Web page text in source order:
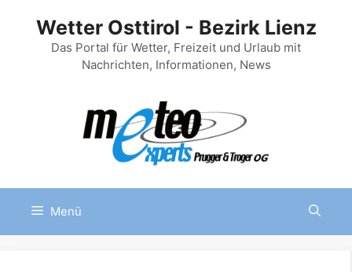
springen
Wetter Osttirol - Bezirk Lienz
Das Portal für Wetter, Freizeit und Urlaub mit
Nachrichten, Informationen, News
Menü